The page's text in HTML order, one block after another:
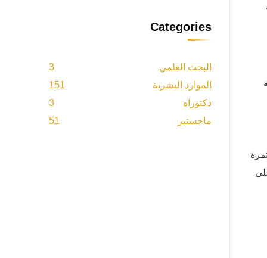
Categories
البحث العلمي
3
الموارد البشرية
151
دكتوراه
3
ماجستير
51